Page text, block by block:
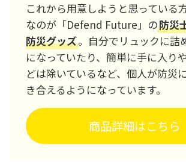
これから用意しようと思っている
なのが「Defend Future」の防災
防災グッズ。自分でリュックに詰
になっていたり、簡単に手に入り
どは除いているなど、個人が防災
き合えるようになっています。
商品詳細はこちら